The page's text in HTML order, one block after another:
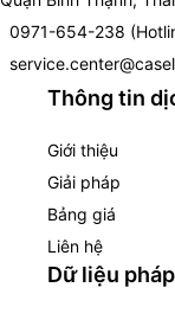
0971-654-238
Thông tin
Giới thiệu
Giải pháp
Bảng giá
Liên hệ
Dữ liệu